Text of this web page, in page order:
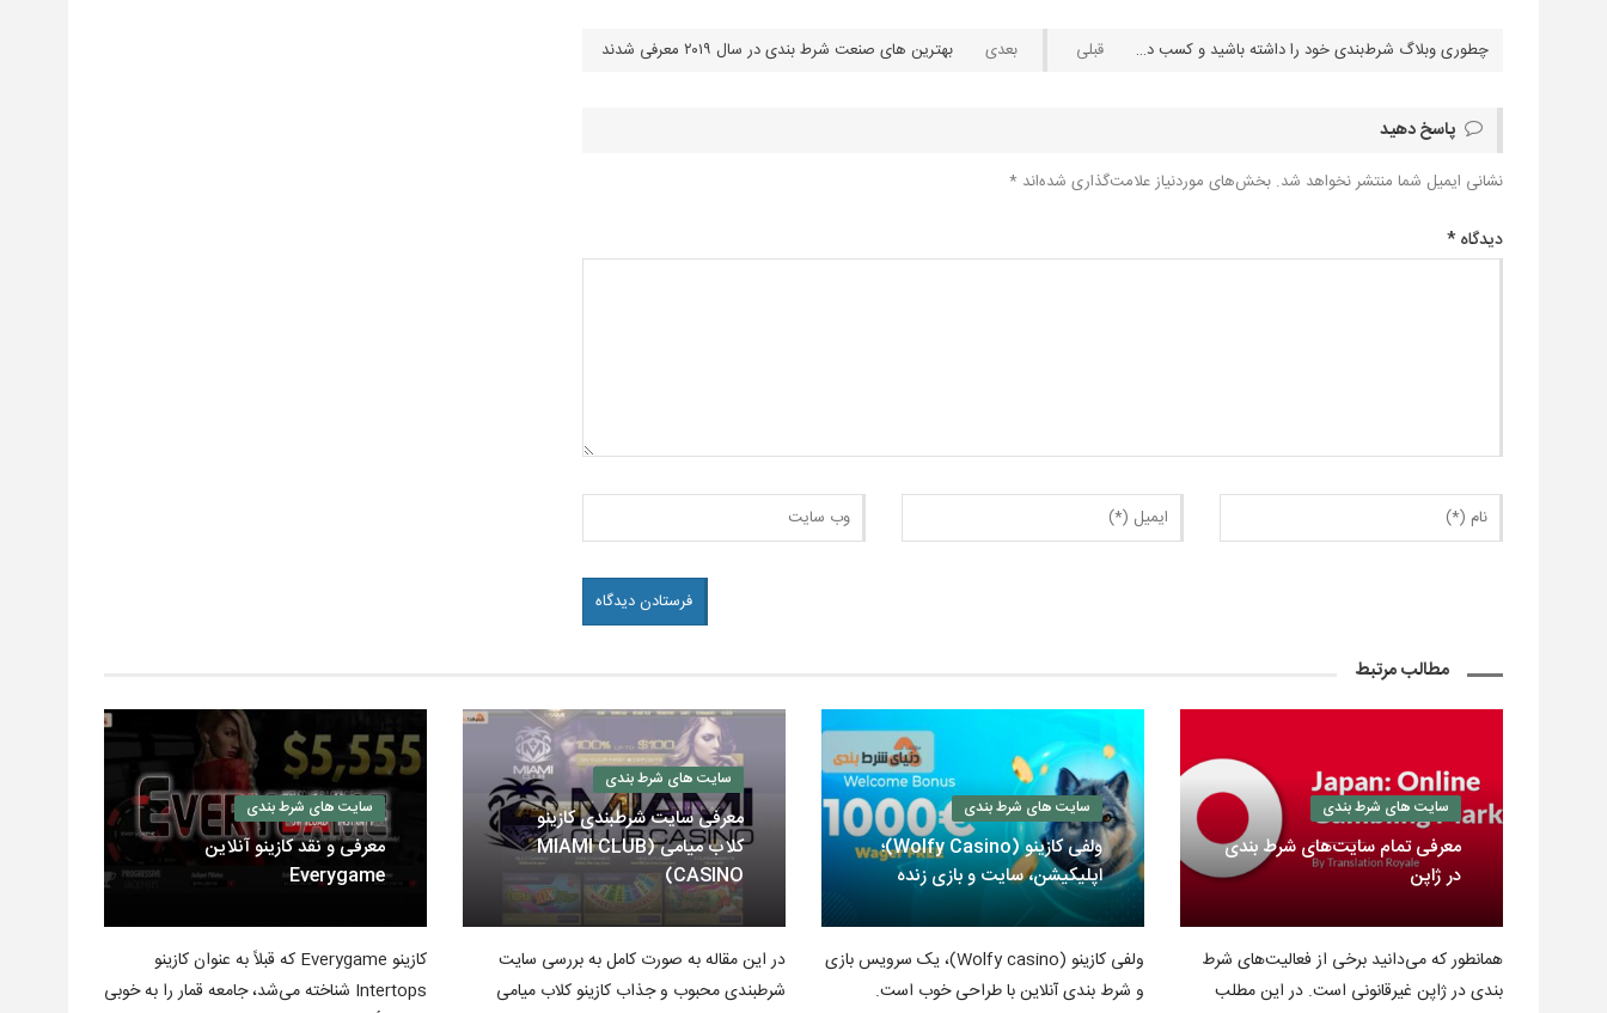
چطوری وبلاگ شرط‌بندی خود را داشته باشید و کسب درآمد کنید ؟ بهترین های صنعت شرط بندی در سال ۲۰۱۹ معرفی شدند
پاسخ دهید
نشانی ایمیل شما منتشر نخواهد شد. بخش‌های موردنیاز علامت‌گذاری شده‌اند *
دیدگاه *
مطالب مرتبط
سایت های شرط بندی
معرفی تمام سایت‌های شرط بندی
در ژاپن
همانطور که می‌دانید برخی از فعالیت‌های شرط
بندی در ژاپن غیرقانونی است. در این مطلب
سایت های شرط بندی
ولفی کازینو (Wolfy Casino)؛
اپلیکیشن، سایت و بازی زنده
ولفی کازینو (Wolfy casino)، یک سرویس بازی
و شرط بندی آنلاین با طراحی خوب است.
سایت های شرط بندی
معرفی سایت شرطبندی کازینو
کلاب میامی (MIAMI CLUB
CASINO)
در این مقاله به صورت کامل به بررسی سایت
شرطبندی محبوب و جذاب کازینو کلاب میامی
سایت های شرط بندی
معرفی و نقد کازینو آنلاین
Everygame
کازینو Everygame که قبلاً به عنوان کازینو
Intertops شناخته می‌شد، جامعه قمار را به خوبی